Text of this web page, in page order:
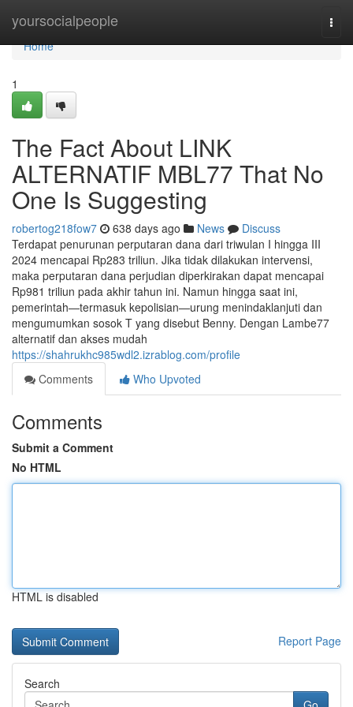
yoursocialpeople
Home
Home
1
The Fact About LINK
ALTERNATIF MBL77 That No
One Is Suggesting
robertog218fow7 638 days ago News
Discuss
Terdapat penurunan perputaran dana dari triwulan I hingga III
2024 mencapai Rp283 triliun. Jika tidak dilakukan intervensi,
maka perputaran dana perjudian diperkirakan dapat mencapai
Rp981 triliun pada akhir tahun ini. Namun hingga saat ini,
pemerintah—termasuk kepolisian—urung menindaklanjuti dan
mengumumkan sosok T yang disebut Benny. Dengan Lambe77
alternatif dan akses mudah
https://shahrukhc985wdl2.izrablog.com/profile
Comments
Who Upvoted
Comments
Submit a Comment
No HTML
HTML is disabled
Report Page
Search